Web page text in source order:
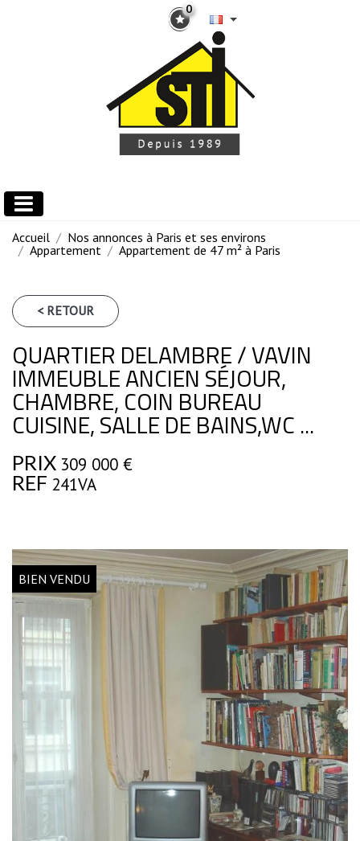
0
Accueil
Nos annonces à Paris et ses environs
Appartement
Appartement de 47 m² à Paris
< RETOUR
QUARTIER DELAMBRE / VAVIN
IMMEUBLE ANCIEN SÉJOUR,
CHAMBRE, COIN BUREAU
CUISINE, SALLE DE BAINS,WC ...
PRIX 309 000 €
REF 241VA
BIEN VENDU